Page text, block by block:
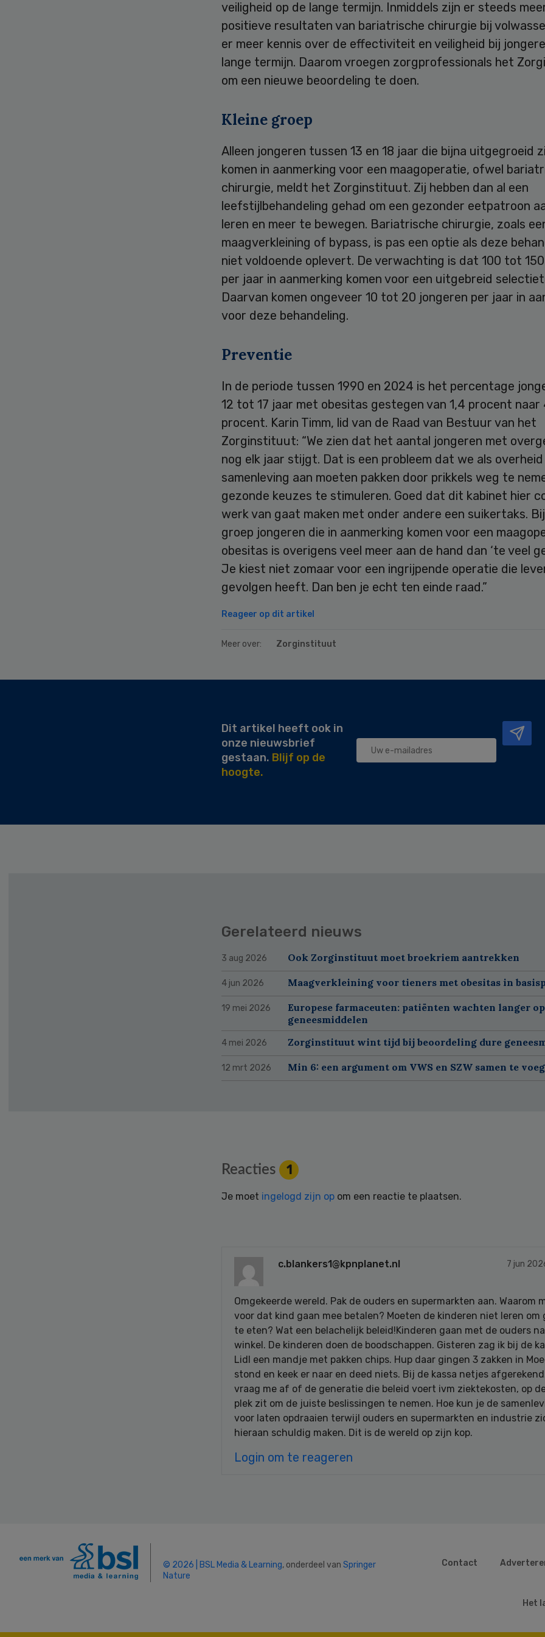
veiligheid op de lange termijn. Inmiddels zijn er steeds
positieve resultaten van bariatrische chirurgie bij
er meer kennis over de effectiviteit en veiligheid bij
lange termijn. Daarom vroegen zorgprofessionals het
om een nieuwe beoordeling te doen.
Kleine groep
Alleen jongeren tussen 13 en 18 jaar die bijna uitgegroeid
komen in aanmerking voor een maagoperatie, ofwel
chirurgie, meldt het Zorginstituut. Zij hebben dan al een
leefstijlbehandeling gehad om een gezonder eetpatroon
leren en meer te bewegen. Bariatrische chirurgie, zoals
maagverkleining of bypass, is pas een optie als deze
niet voldoende oplevert. De verwachting is dat 100 tot
per jaar in aanmerking komen voor een uitgebreid
Daarvan komen ongeveer 10 tot 20 jongeren per jaar in
voor deze behandeling.
Preventie
In de periode tussen 1990 en 2024 is het percentage
12 tot 17 jaar met obesitas gestegen van 1,4 procent naar
procent. Karin Timm, lid van de Raad van Bestuur van het
Zorginstituut: “We zien dat het aantal jongeren met
nog elk jaar stijgt. Dat is een probleem dat we als overheid
samenleving aan moeten pakken door prikkels weg te
gezonde keuzes te stimuleren. Goed dat dit kabinet hier
werk van gaat maken met onder andere een suikertaks.
groep jongeren die in aanmerking komen voor een
obesitas is overigens veel meer aan de hand dan ‘te veel
Je kiest niet zomaar voor een ingrijpende operatie die
gevolgen heeft. Dan ben je echt ten einde raad.”
Reageer op dit artikel
Meer over: Zorginstituut
Dit artikel heeft ook in
onze nieuwsbrief
gestaan. Blijf op de
hoogte.
Gerelateerd nieuws
3 aug 2026 Ook Zorginstituut moet broekriem aantrekken
4 jun 2026 Maagverkleining voor tieners met obesitas in
19 mei 2026
Europese farmaceuten: patiënten wachten langer
geneesmiddelen
4 mei 2026 Zorginstituut wint tijd bij beoordeling dure
12 mrt 2026 Min 6: een argument om VWS en SZW samen te
Reacties 1
Je moet ingelogd zijn op om een reactie te plaatsen.
c.blankers1@kpnplanet.nl 7 jun
Omgekeerde wereld. Pak de ouders en supermarkten aan. Waarom
voor dat kind gaan mee betalen? Moeten de kinderen niet leren om
te eten? Wat een belachelijk beleid!Kinderen gaan met de ouders
winkel. De kinderen doen de boodschappen. Gisteren zag ik bij de
Lidl een mandje met pakken chips. Hup daar gingen 3 zakken in
stond en keek er naar en deed niets. Bij de kassa netjes
vraag me af of de generatie die beleid voert ivm ziektekosten, op
plek zit om de juiste beslissingen te nemen. Hoe kun je de
voor laten opdraaien terwijl ouders en supermarkten en industrie
hieraan schuldig maken. Dit is de wereld op zijn kop.
Login om te reageren
© 2026 | BSL Media & Learning, onderdeel van Springer
Nature
Contact
Het